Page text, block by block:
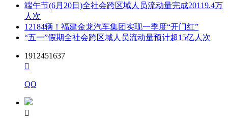
端午节(6月20日)全社会跨区域人员流动量完成20119.4万
人次
12184辆！福建金龙汽车集团实现一季度“开门红”
“五一”假期全社会跨区域人员流动量预计超15亿人次
1912451637

QQ
